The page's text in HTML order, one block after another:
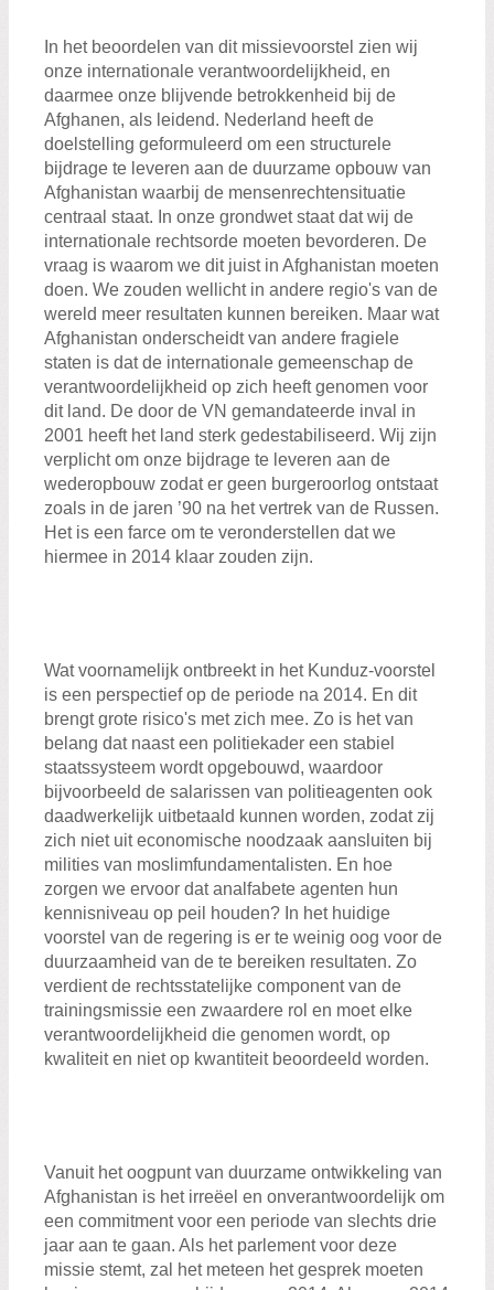
In het beoordelen van dit missievoorstel zien wij
onze internationale verantwoordelijkheid, en
daarmee onze blijvende betrokkenheid bij de
Afghanen, als leidend. Nederland heeft de
doelstelling geformuleerd om een structurele
bijdrage te leveren aan de duurzame opbouw van
Afghanistan waarbij de mensenrechtensituatie
centraal staat. In onze grondwet staat dat wij de
internationale rechtsorde moeten bevorderen. De
vraag is waarom we dit juist in Afghanistan moeten
doen. We zouden wellicht in andere regio's van de
wereld meer resultaten kunnen bereiken. Maar wat
Afghanistan onderscheidt van andere fragiele
staten is dat de internationale gemeenschap de
verantwoordelijkheid op zich heeft genomen voor
dit land. De door de VN gemandateerde inval in
2001 heeft het land sterk gedestabiliseerd. Wij zijn
verplicht om onze bijdrage te leveren aan de
wederopbouw zodat er geen burgeroorlog ontstaat
zoals in de jaren ’90 na het vertrek van de Russen.
Het is een farce om te veronderstellen dat we
hiermee in 2014 klaar zouden zijn.
Wat voornamelijk ontbreekt in het Kunduz-voorstel
is een perspectief op de periode na 2014. En dit
brengt grote risico's met zich mee. Zo is het van
belang dat naast een politiekader een stabiel
staatssysteem wordt opgebouwd, waardoor
bijvoorbeeld de salarissen van politieagenten ook
daadwerkelijk uitbetaald kunnen worden, zodat zij
zich niet uit economische noodzaak aansluiten bij
milities van moslimfundamentalisten. En hoe
zorgen we ervoor dat analfabete agenten hun
kennisniveau op peil houden? In het huidige
voorstel van de regering is er te weinig oog voor de
duurzaamheid van de te bereiken resultaten. Zo
verdient de rechtsstatelijke component van de
trainingsmissie een zwaardere rol en moet elke
verantwoordelijkheid die genomen wordt, op
kwaliteit en niet op kwantiteit beoordeeld worden.
Vanuit het oogpunt van duurzame ontwikkeling van
Afghanistan is het irreëel en onverantwoordelijk om
een commitment voor een periode van slechts drie
jaar aan te gaan. Als het parlement voor deze
missie stemt, zal het meteen het gesprek moeten